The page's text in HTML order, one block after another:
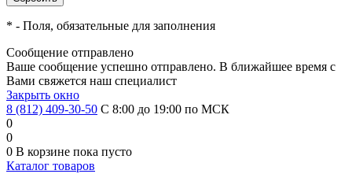
* - Поля, обязательные для заполнения
Сообщение отправлено
Ваше сообщение успешно отправлено. В ближайшее время с
Вами свяжется наш специалист
Закрыть окно
8 (812) 409-30-50 С 8:00 до 19:00 по МСК
0
0
0 В корзине пока пусто
Каталог товаров